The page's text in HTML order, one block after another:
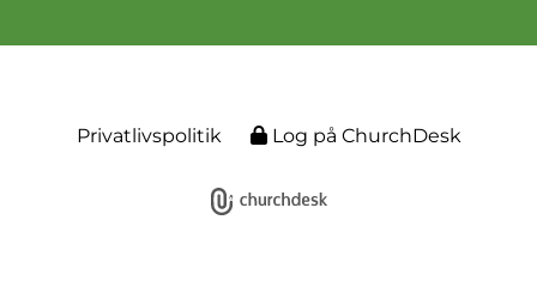
Privatlivspolitik Log på ChurchDesk